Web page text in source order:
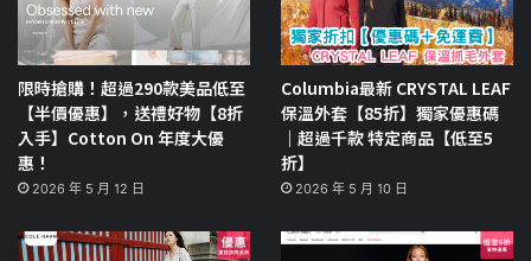
限時搶購！超過290款美品低至
【半價優惠】，送禮好物【8折
入手】Cotton On 年度大優
惠！
2026 年 5 月 12 日
Columbia最新 CRYSTAL LEAF
保溫外套【85折】獨家優惠碼
｜超過千款 特定商品【低至5
折】
2026 年 5 月 10 日